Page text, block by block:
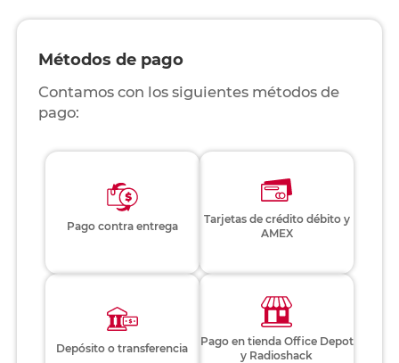
Métodos de pago
Contamos con los siguientes métodos de
pago:
Pago contra entrega
Tarjetas de crédito débito y
AMEX
Depósito o transferencia
Pago en tienda Office Depot
y Radioshack